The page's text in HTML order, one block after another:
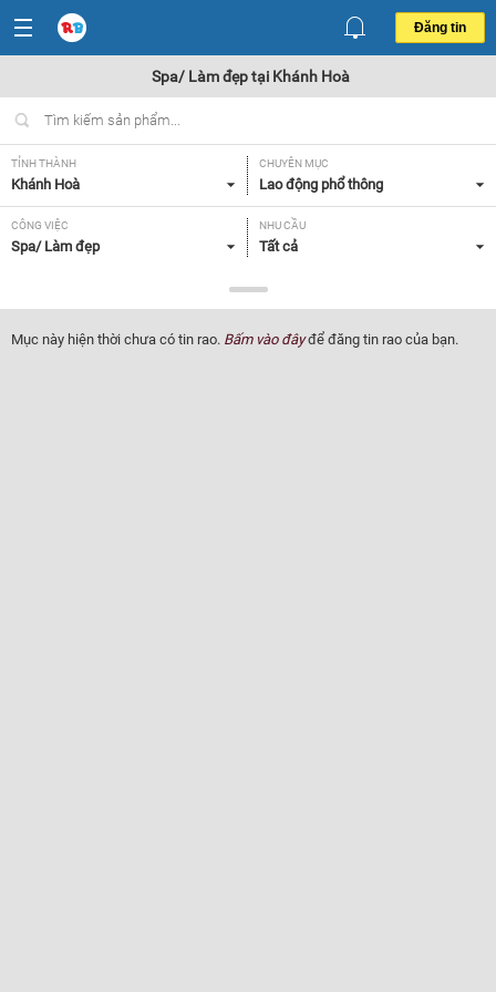
Đăng tin
Spa/ Làm đẹp tại Khánh Hoà
TỈNH THÀNH
Khánh Hoà
CHUYÊN MỤC
Lao động phổ thông
CÔNG VIỆC
Spa/ Làm đẹp
NHU CẦU
Tất cả
Tất cả
Mục này hiện thời chưa có tin rao. Bấm vào đâyđể đăng tin rao của bạn.